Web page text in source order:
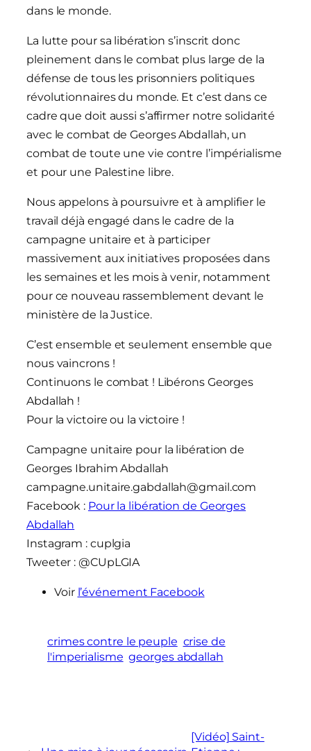
dans le monde.
La lutte pour sa libération s’inscrit donc
pleinement dans le combat plus large de la
défense de tous les prisonniers politiques
révolutionnaires du monde. Et c’est dans ce
cadre que doit aussi s’affirmer notre solidarité
avec le combat de Georges Abdallah, un
combat de toute une vie contre l’impérialisme
et pour une Palestine libre.
Nous appelons à poursuivre et à amplifier le
travail déjà engagé dans le cadre de la
campagne unitaire et à participer
massivement aux initiatives proposées dans
les semaines et les mois à venir, notamment
pour ce nouveau rassemblement devant le
ministère de la Justice.
C’est ensemble et seulement ensemble que
nous vaincrons !
Continuons le combat ! Libérons Georges
Abdallah !
Pour la victoire ou la victoire !
Campagne unitaire pour la libération de
Georges Ibrahim Abdallah
campagne.unitaire.gabdallah@gmail.com
Facebook : Pour la libération de Georges
Abdallah
Instagram : cuplgia
Tweeter : @CUpLGIA
Voir l’événement Facebook
crimes contre le peuple crise de
l'imperialisme georges abdallah
[Vidéo] Saint-